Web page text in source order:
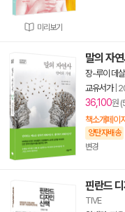
미리보기
말의 자
장-루이 데살
교유서가|
36,100원
책소개페이
양탄자배송
변경
핀란드
TIVE